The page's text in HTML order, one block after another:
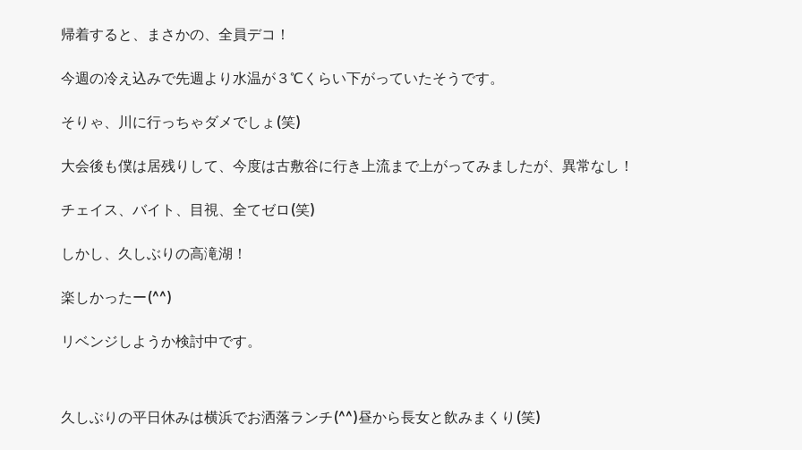
帰着すると、まさかの、全員デコ！
今週の冷え込みで先週より水温が３℃くらい下がっていたそうです。
そりゃ、川に行っちゃダメでしょ(笑)
大会後も僕は居残りして、今度は古敷谷に行き上流まで上がってみましたが、異常なし！
チェイス、バイト、目視、全てゼロ(笑)
しかし、久しぶりの高滝湖！
楽しかったー(^^)
リベンジしようか検討中です。
久しぶりの平日休みは横浜でお洒落ランチ(^^)昼から長女と飲みまくり(笑)